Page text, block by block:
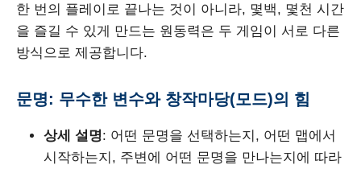
한 번의 플레이로 끝나는 것이 아니라, 몇백, 몇천 시간
을 즐길 수 있게 만드는 원동력은 두 게임이 서로 다른
방식으로 제공합니다.
문명: 무수한 변수와 창작마당(모드)의 힘
상세 설명: 어떤 문명을 선택하는지, 어떤 맵에서
시작하는지, 주변에 어떤 문명을 만나는지에 따라